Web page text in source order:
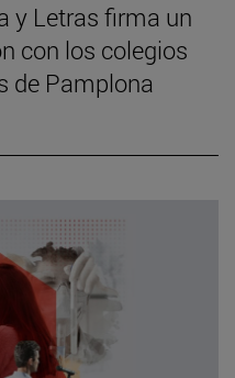
y Letras firma un
con los colegios
de Pamplona